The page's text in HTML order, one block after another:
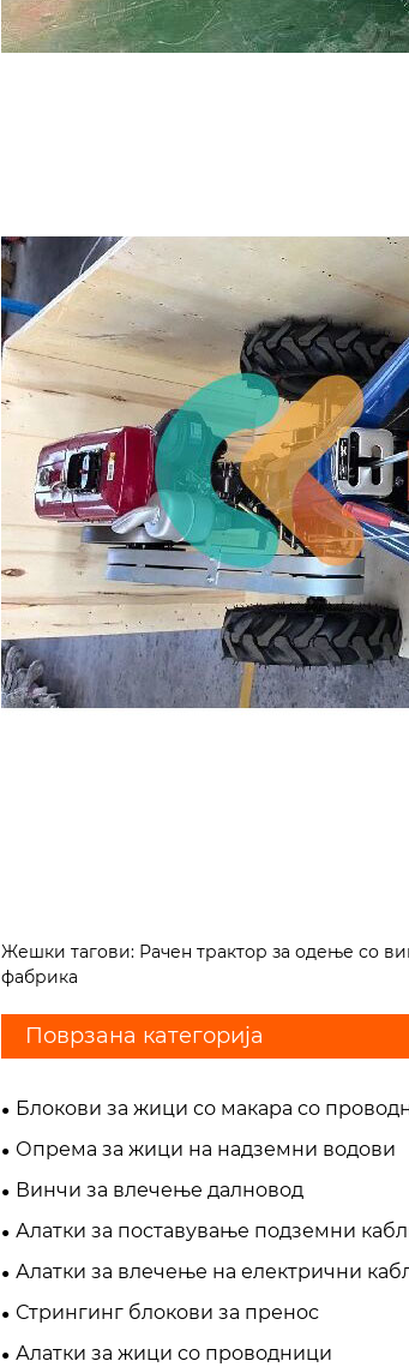
Жешки тагови: Рачен трактор за одење со
фабрика
Поврзана категорија
Блокови за жици со макара со
Опрема за жици на надземни водови
Винчи за влечење далновод
Алатки за поставување подземни
Алатки за влечење на електрични
Стрингинг блокови за пренос
Алатки за жици со проводници